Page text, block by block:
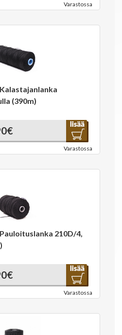
Varastossa
(390m)
Varastossa
210D/4,
Varastossa